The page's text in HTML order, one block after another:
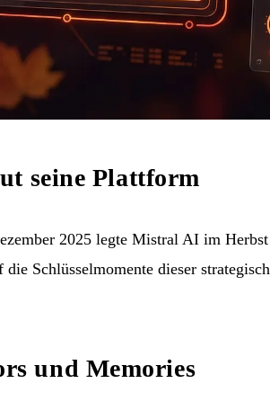
seine Plattform
2025 legte Mistral AI im
Schlüsselmomente dieser
und Memories